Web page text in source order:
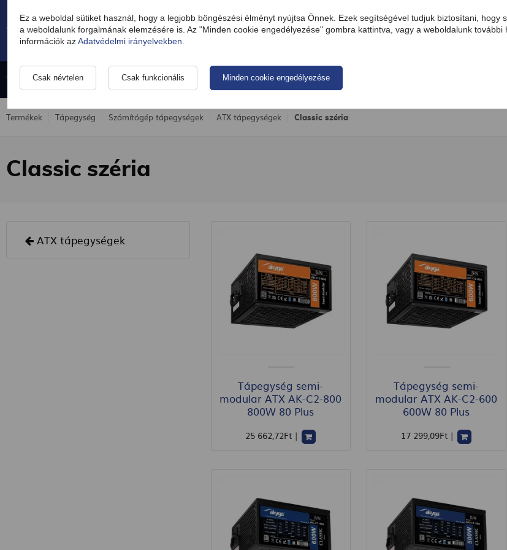
Ez a weboldal sütiket használ, hogy a legjobb böngészési élményt nyújtsa Önnek. Ezek segítségével tudjuk biztosítani,
a weboldalunk forgalmának elemzésére is. Az "Minden cookie engedélyezése" gombra kattintva, vagy a weboldalunk
információk azAdatvédelmi irányelvekben.
Csak névtelen Csak funkcionális Minden cookie engedélyezése
Tápegység Kábelek Okostelefon- és táblagép-töltők PC tartozékok
Termékek Tápegység Számítógép tápegységek ATX tápegységek Classic széria
Classic széria
ATX tápegységek
Tápegység semi-
modular ATX AK-C2-800
800W 80 Plus
25 662 ,72Ft |
Tápegység semi-
modular ATX AK-C2-600
600W 80 Plus
17 299,09Ft |